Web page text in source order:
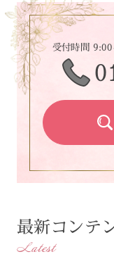
受付時間
最新コンテ
Latest